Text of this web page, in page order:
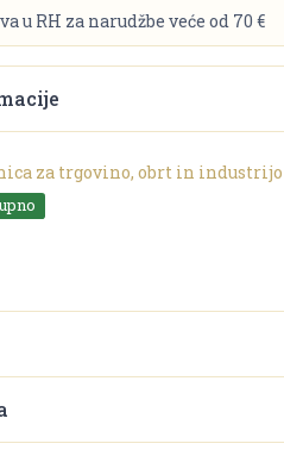
u RH za narudžbe veće od 70 €
za trgovino, obrt in